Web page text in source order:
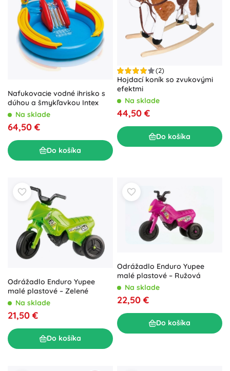
Nafukovacie vodné ihrisko s
dúhou a šmykľavkou Intex
Na sklade
64,50 €
Do košíka
(2)
Hojdací koník so zvukovými
efektmi
Na sklade
44,50 €
Do košíka
Odrážadlo Enduro Yupee
malé plastové – Zelené
Na sklade
21,50 €
Do košíka
Odrážadlo Enduro Yupee
malé plastové – Ružová
Na sklade
22,50 €
Do košíka